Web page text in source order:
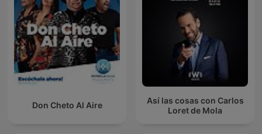
Don Cheto Al Aire
Así las cosas con Carlos
Loret de Mola